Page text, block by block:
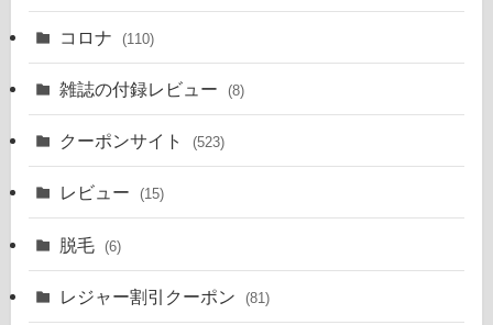
コロナ (110)
雑誌の付録レビュー (8)
クーポンサイト (523)
レビュー (15)
脱毛 (6)
レジャー割引クーポン (81)